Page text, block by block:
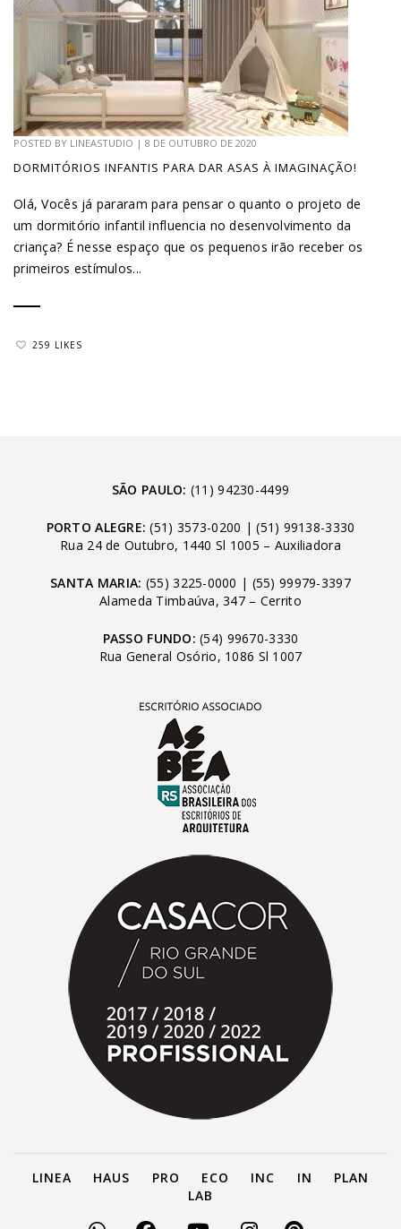
POSTED BY LINEASTUDIO | 8 DE OUTUBRO DE 2020
DORMITÓRIOS INFANTIS PARA DAR ASAS À IMAGINAÇÃO!
Olá, Vocês já pararam para pensar o quanto o projeto de
um dormitório infantil influencia no desenvolvimento da
criança? É nesse espaço que os pequenos irão receber os
primeiros estímulos...
259 LIKES
SÃO PAULO: (11) 94230-4499
PORTO ALEGRE: (51) 3573-0200 |(51) 99138-3330
Rua 24 de Outubro, 1440 Sl 1005 – Auxiliadora
SANTA MARIA: (55) 3225-0000 | (55) 99979-3397
Alameda Timbaúva, 347 – Cerrito
PASSO FUNDO: (54) 99670-3330
Rua General Osório, 1086 Sl 1007
LINEA HAUS PRO ECO INC IN
PLAN
LAB